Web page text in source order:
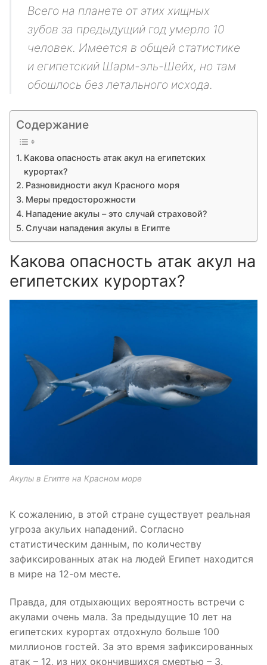
Всего на планете от этих хищных
зубов за предыдущий год умерло 10
человек. Имеется в общей статистике
и египетский Шарм-эль-Шейх, но там
обошлось без летального исхода.
Содержание
Какова опасность атак акул на египетских
курортах?
Разновидности акул Красного моря
Меры предосторожности
Нападение акулы – это случай страховой?
Случаи нападения акулы в Египте
Какова опасность атак акул на
египетских курортах?
Акулы в Египте на Красном море
К сожалению, в этой стране существует реальная
угроза акульих нападений. Согласно
статистическим данным, по количеству
зафиксированных атак на людей Египет находится
в мире на 12-ом месте.
Правда, для отдыхающих вероятность встречи с
акулами очень мала. За предыдущие 10 лет на
египетских курортах отдохнуло больше 100
миллионов гостей. За это время зафиксированных
атак – 12, из них окончившихся смертью – 3.